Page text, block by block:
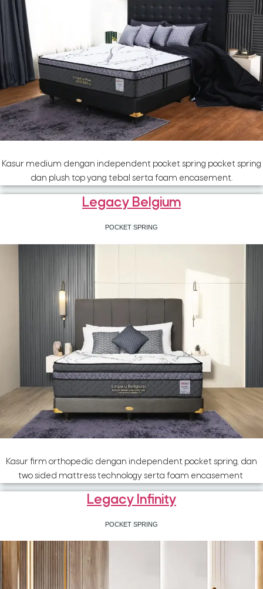
Kasur medium dengan independent pocket spring pocket spring
dan plush top yang tebal serta foam encasement.
Legacy Belgium
POCKET SPRING
Kasur firm orthopedic dengan independent pocket spring, dan
two sided mattress technology serta foam encasement
Legacy Infinity
POCKET SPRING